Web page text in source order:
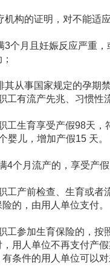
机构的证明，对不能适
3个月且妊娠反应严重
其从事国家规定的孕期
有流产先兆、习惯性
生育享受产假98天，
婴儿，增加产假15 天。
4个月流产的，享受产
产前检查、生育或者
的，由用人单位支付。
参加生育保险的，按
用人单位不再支付产
条件的用人单位可以对